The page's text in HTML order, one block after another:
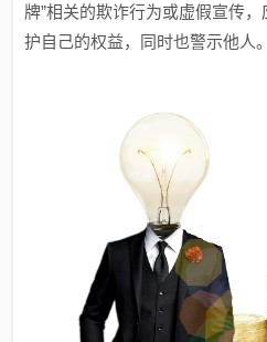
牌”相关的欺诈行为或虚假宣传
护自己的权益，同时也警示他人。